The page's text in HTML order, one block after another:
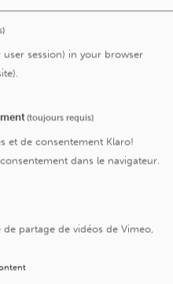
session) in your browser
(toujours requis)
et de consentement Klaro!
dans le navigateur.
partage de vidéos de Vimeo,